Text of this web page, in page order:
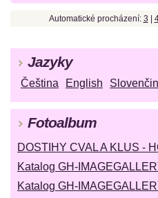
Automatické procházení: 3
Jazyky
Čeština English
Fotoalbum
DOSTIHY CVAL A KLUS -
Katalog GH-
Katalog GH-